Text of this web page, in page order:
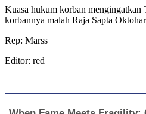
Kuasa hukum korban
korbannya malah Raja Sapta
Rep: Marss
Editor: red